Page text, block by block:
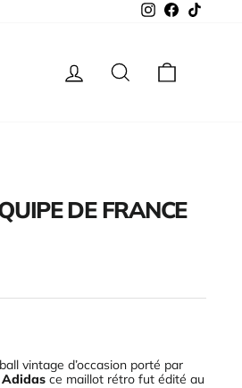
InstagramFacebook
Se connecterRechercher
DE FRANCE
vintage d’occasion porté par
Adidas ce maillot rétro fut édité au